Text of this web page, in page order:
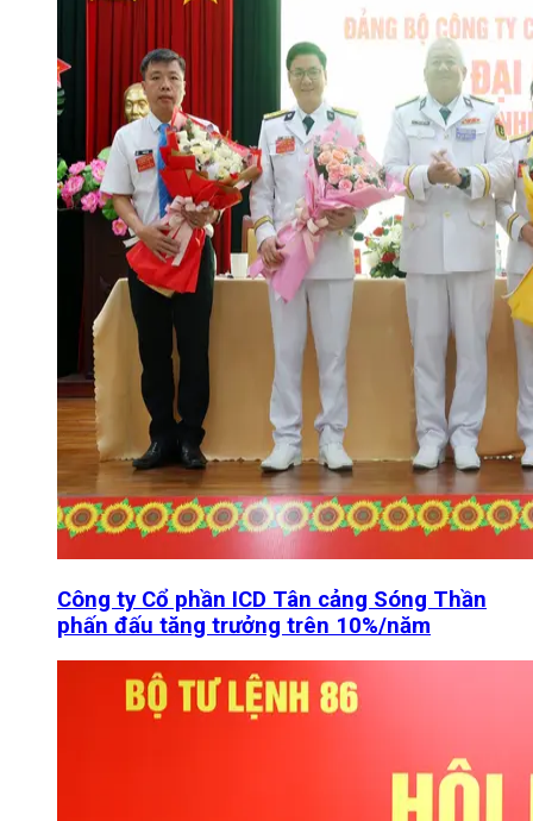
Công ty Cổ phần ICD Tân cảng Sóng Thần
phấn đấu tăng trưởng trên 10%/năm